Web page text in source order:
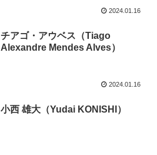
2024.01.16
チアゴ・アウベス（Tiago
Alexandre Mendes Alves）
2024.01.16
小西 雄大（Yudai KONISHI）